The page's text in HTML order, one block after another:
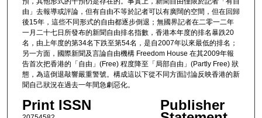
由」去報導或評論，但有自由不等於記者可以有廣闊的空間，但在回歸
後15年，這些不同形式的自由都逐步倒退；無國界記者在二零一二年
一月二十七日所發布的新聞自由排名指數，香港本年度的排名暴跌20
名，由上年度的第34名下跌至第54名，是自2007年以來最低的排名；
另一方面，國際新聞及言論自由機構 Freedom House 在其2009年報
告首次把香港的「自由」(Free) 程度降至「局部自由」(Partly Free) 狀
態，為這倒退敲響嚴重警號。構成這以下從不同方面討論反映香港的新
聞自己狀況在過去一年間急劇惡化。
Print ISSN Publisher